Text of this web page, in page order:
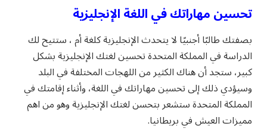
تحسين مهاراتك في اللغة الإنجليزية
بصفتك طالبًا أجنبيًا لا يتحدث الإنجليزية كلغة أم ، ستتيح لك
الدراسة في المملكة المتحدة تحسين لغتك الإنجليزية بشكل
كبير، ستجد أن هناك الكثير من اللهجات المختلفة في البلد
وسيؤدي ذلك إلى تحسين مهاراتك في اللغة، وأثناء إقامتك في
المملكة المتحدة ستشعر بتحسن لغتك الإنجليزية وهو من اهم
مميزات العيش في بريطانيا.